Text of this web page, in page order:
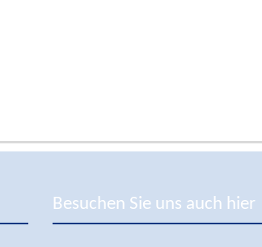
Besuchen Sie uns auch hier